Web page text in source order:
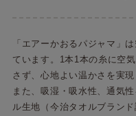
「エアーかおるパジャマ」
ています。1本1本の糸に空
さず、心地よい温かさを実現
また、吸湿・吸水性、通気
ル生地（今治タオルブラン